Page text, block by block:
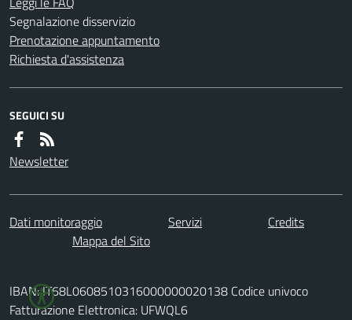
Segnalazione disservizio
Prenotazione appuntamento
Richiesta d'assistenza
SEGUICI SU
Newsletter
Dati monitoraggio Servizi
Credits
Mappa del Sito
IBAN: IT68L0608510316000000020138 Codice univoco
Fatturazione Elettronica: UFWQL6